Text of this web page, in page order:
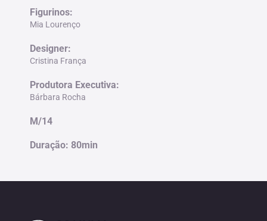
Figurinos:
Mia Lourenço
Designer:
Cristina França
Produtora Executiva:
Bárbara Rocha
M/14
Duração: 80min